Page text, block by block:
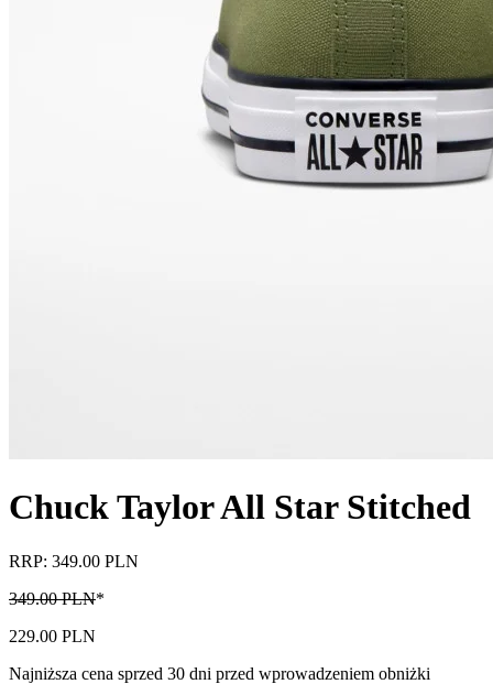
Chuck Taylor All Star Stitched
RRP: 349.00 PLN
349.00 PLN*
229.00 PLN
Najniższa cena sprzed 30 dni przed wprowadzeniem obniżki